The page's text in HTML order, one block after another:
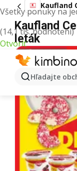
Všetky ponuky na
(14,1 tis. hodnotení)
Otvoriť
Hľadajte
Kaufland
Kaufland
leták